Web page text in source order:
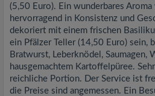
(5,50 Euro). Ein wunderbares
hervorragend in Konsistenz und
dekoriert mit einem frischen
ein Pfälzer Teller (14,50 Euro) sein,
Bratwurst, Leberknödel, Saumagen,
hausgemachtem Kartoffelpüree.
reichliche Portion. Der Service ist
die Preise sind angemessen. Ein